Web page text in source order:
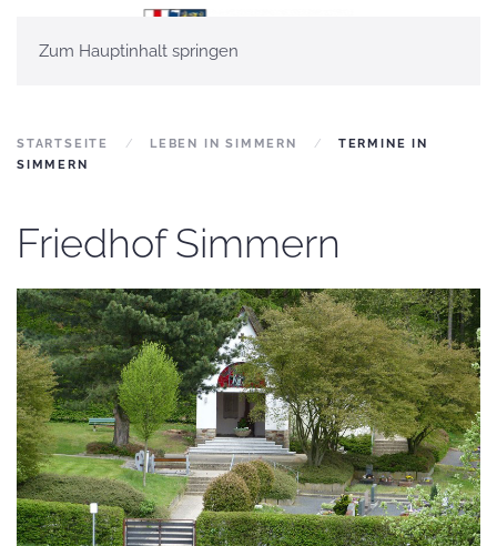
Zum Hauptinhalt springen
STARTSEITE LEBEN IN SIMMERN
TERMINE IN
SIMMERN
Friedhof Simmern